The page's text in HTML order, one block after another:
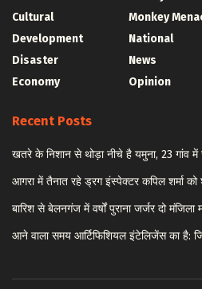
Cultural
Development
Disaster
Economy
Monkey
National
News
Opinion
Recent Posts
खतरे के निशान से थोड़ा नीचे है यमुना, 23 गांव में
आगरा में तैनात रहे ड्रग इंस्पेक्टर कपिल शर्मा को
बारिश से बेलनगंज में वर्षों पुराना जर्जर दो
आने वाला समय आर्टिफिशियल इंटेलिजेंस का है: